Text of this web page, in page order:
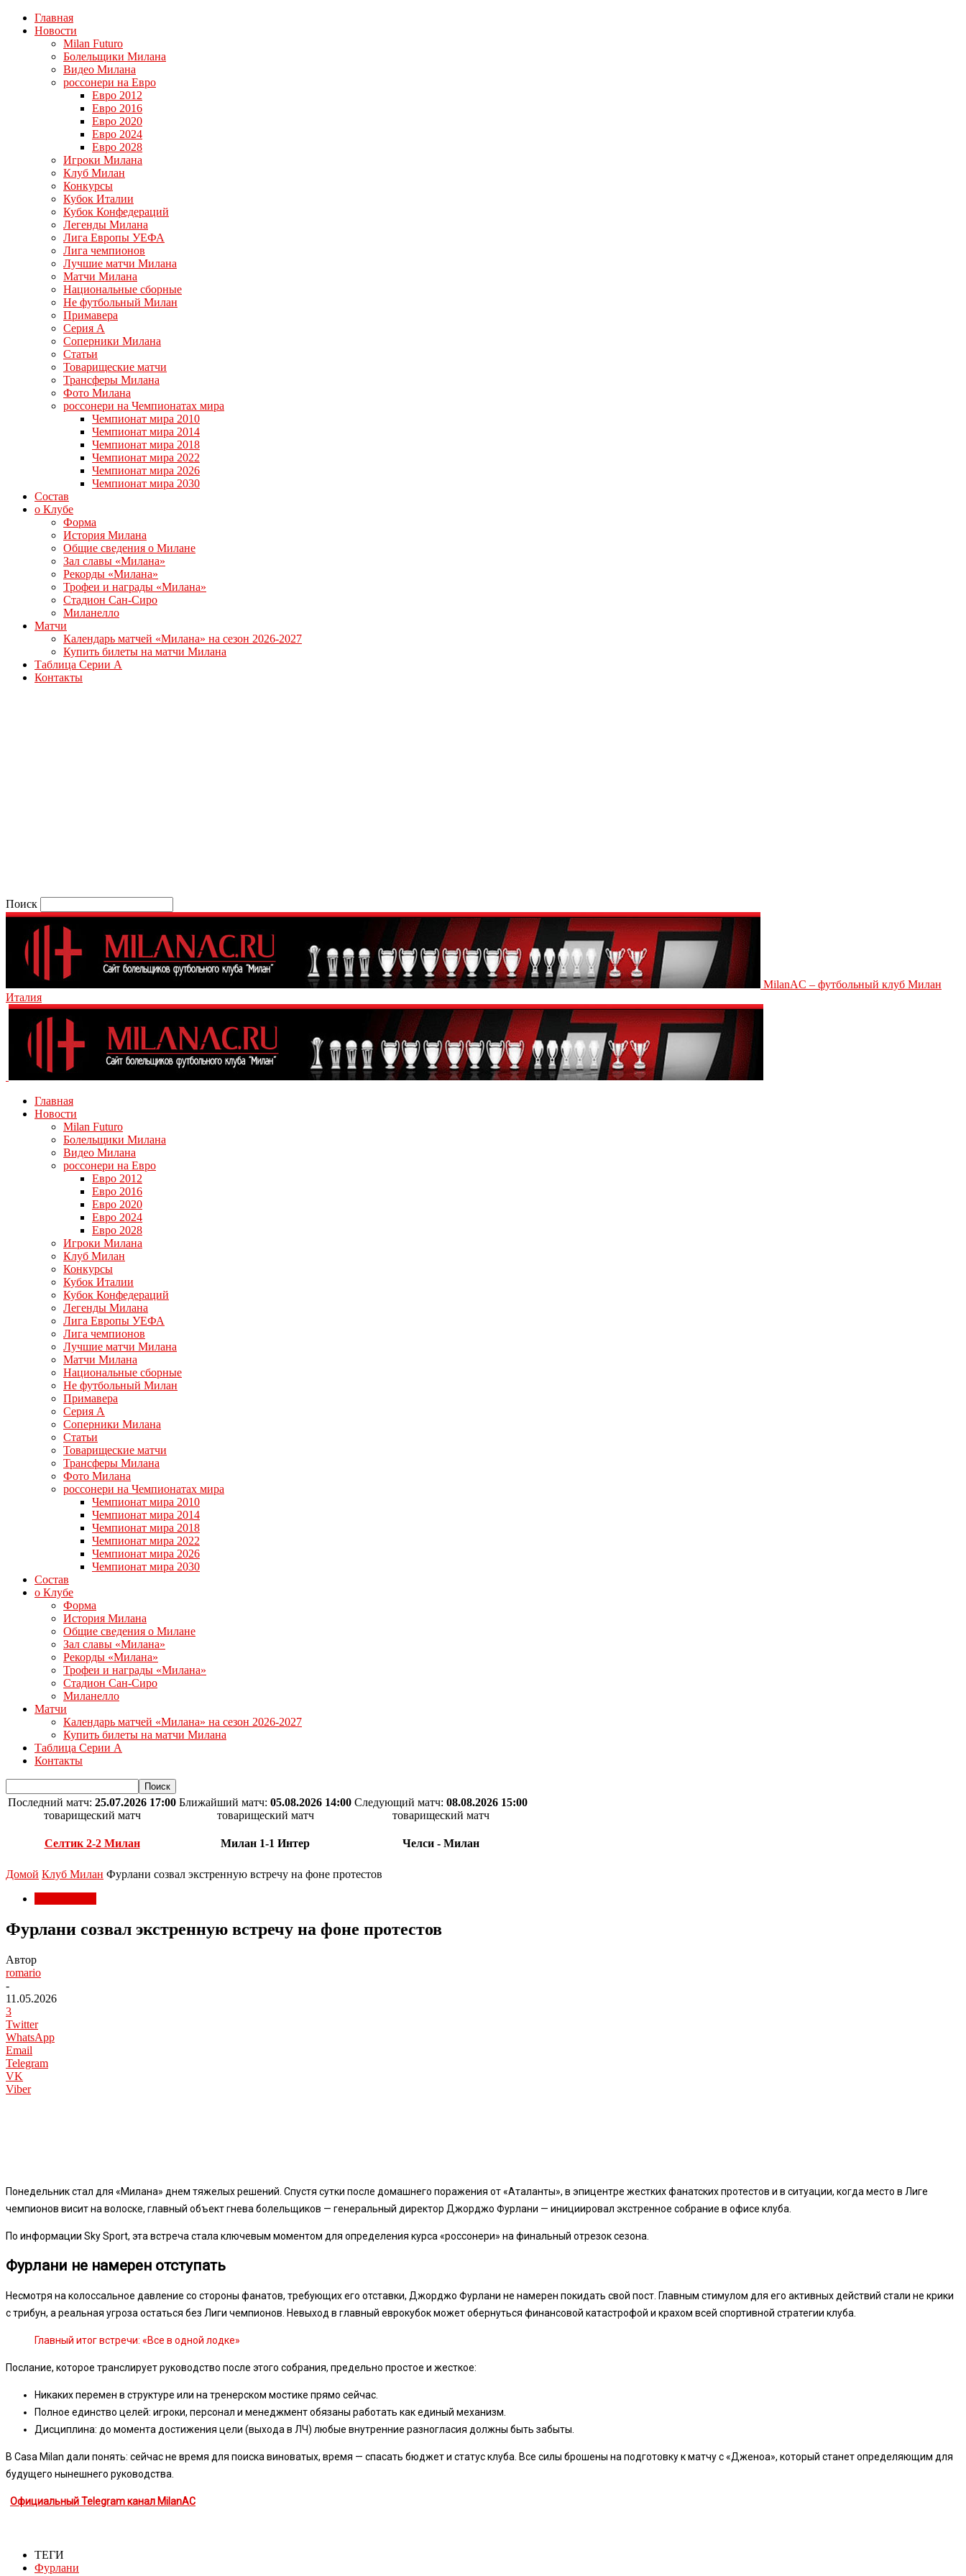
Главная
Новости
Milan Futuro
Болельщики Милана
Видео Милана
россонери на Евро
Евро 2012
Евро 2016
Евро 2020
Евро 2024
Евро 2028
Игроки Милана
Клуб Милан
Конкурсы
Кубок Италии
Кубок Конфедераций
Легенды Милана
Лига Европы УЕФА
Лига чемпионов
Лучшие матчи Милана
Матчи Милана
Национальные сборные
Не футбольный Милан
Примавера
Серия А
Соперники Милана
Статьи
Товарищеские матчи
Трансферы Милана
Фото Милана
россонери на Чемпионатах мира
Чемпионат мира 2010
Чемпионат мира 2014
Чемпионат мира 2018
Чемпионат мира 2022
Чемпионат мира 2026
Чемпионат мира 2030
Состав
о Клубе
Форма
История Милана
Общие сведения о Милане
Зал славы «Милана»
Рекорды «Милана»
Трофеи и награды «Милана»
Стадион Сан-Сиро
Миланелло
Матчи
Календарь матчей «Милана» на сезон 2026-2027
Купить билеты на матчи Милана
Таблица Серии А
Контакты
Поиск
MilanAC – футбольный клуб Милан
Италия
Главная
Новости
Milan Futuro
Болельщики Милана
Видео Милана
россонери на Евро
Евро 2012
Евро 2016
Евро 2020
Евро 2024
Евро 2028
Игроки Милана
Клуб Милан
Конкурсы
Кубок Италии
Кубок Конфедераций
Легенды Милана
Лига Европы УЕФА
Лига чемпионов
Лучшие матчи Милана
Матчи Милана
Национальные сборные
Не футбольный Милан
Примавера
Серия А
Соперники Милана
Статьи
Товарищеские матчи
Трансферы Милана
Фото Милана
россонери на Чемпионатах мира
Чемпионат мира 2010
Чемпионат мира 2014
Чемпионат мира 2018
Чемпионат мира 2022
Чемпионат мира 2026
Чемпионат мира 2030
Состав
о Клубе
Форма
История Милана
Общие сведения о Милане
Зал славы «Милана»
Рекорды «Милана»
Трофеи и награды «Милана»
Стадион Сан-Сиро
Миланелло
Матчи
Календарь матчей «Милана» на сезон 2026-2027
Купить билеты на матчи Милана
Таблица Серии А
Контакты
Последний матч: 25.07.2026 17:00
товарищеский матч
Селтик 2-2 Милан
Ближайший матч: 05.08.2026 14:00
товарищеский матч
Милан 1-1 Интер
Следующий матч: 08.08.2026 15:00
товарищеский матч
Челси - Милан
Домой Клуб Милан Фурлани созвал экстренную встречу на фоне протестов
Фурлани созвал экстренную встречу на фоне протестов
Автор
romario
-
11.05.2026
3
Twitter
WhatsApp
Email
Telegram
VK
Viber
Понедельник стал для «Милана» днем тяжелых решений. Спустя сутки после домашнего поражения от «Аталанты», в эпицентре жестких фанатских протестов и в ситуации, когда место в Лиге
чемпионов висит на волоске, главный объект гнева болельщиков — генеральный директор Джорджо Фурлани — инициировал экстренное собрание в офисе клуба.
По информации Sky Sport, эта встреча стала ключевым моментом для определения курса «россонери» на финальный отрезок сезона.
Фурлани не намерен отступать
Несмотря на колоссальное давление со стороны фанатов, требующих его отставки, Джорджо Фурлани не намерен покидать свой пост. Главным стимулом для его активных действий стали не крики
с трибун, а реальная угроза остаться без Лиги чемпионов. Невыход в главный еврокубок может обернуться финансовой катастрофой и крахом всей спортивной стратегии клуба.
Главный итог встречи: «Все в одной лодке»
Послание, которое транслирует руководство после этого собрания, предельно простое и жесткое:
Никаких перемен в структуре или на тренерском мостике прямо сейчас.
Полное единство целей: игроки, персонал и менеджмент обязаны работать как единый механизм.
Дисциплина: до момента достижения цели (выхода в ЛЧ) любые внутренние разногласия должны быть забыты.
В Casa Milan дали понять: сейчас не время для поиска виноватых, время — спасать бюджет и статус клуба. Все силы брошены на подготовку к матчу с «Дженоа», который станет определяющим для
будущего нынешнего руководства.
Официальный Telegram канал MilanAC
ТЕГИ
Фурлани